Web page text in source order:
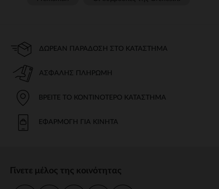
ΔΩΡΕΆΝ ΠΑΡΆΔΟΣΗ ΣΤΟ ΚΑΤΆΣΤΗΜΑ
ΑΣΦΑΛΉΣ ΠΛΗΡΩΜΉ
ΒΡΕΊΤΕ ΤΟ ΚΟΝΤΙΝΌΤΕΡΟ ΚΑΤΆΣΤΗΜΑ
ΕΦΑΡΜΟΓΉ ΓΙΑ ΚΙΝΗΤΆ
Γίνετε μέλος της κοινότητας